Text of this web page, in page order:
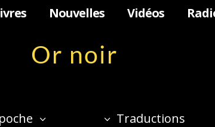
Nouvelles Vidéos
Or noir
Traductions